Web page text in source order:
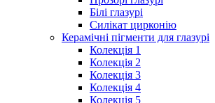
Білі глазурі
Силікат цирконію
Керамічні пігменти для глазурі
Колекція 1
Колекція 2
Колекція 3
Колекція 4
Колекція 5